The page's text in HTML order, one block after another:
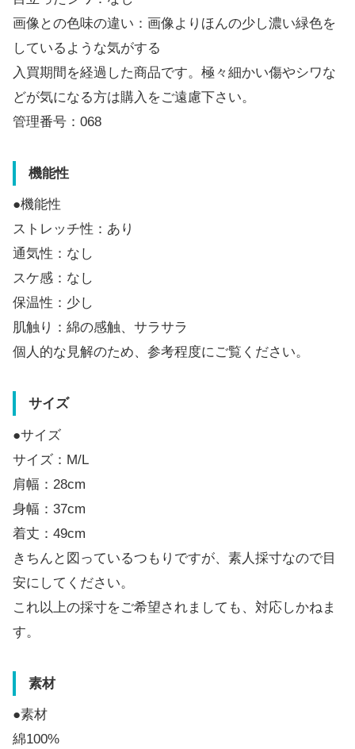
画像との色味の違い：画像よりほんの少し濃い緑色を
しているような気がする
入買期間を経過した商品です。極々細かい傷やシワな
どが気になる方は購入をご遠慮下さい。
管理番号：068
機能性
●機能性
ストレッチ性：あり
通気性：なし
スケ感：なし
保温性：少し
肌触り：綿の感触、サラサラ
個人的な見解のため、参考程度にご覧ください。
サイズ
●サイズ
サイズ：M/L
肩幅：28cm
身幅：37cm
着丈：49cm
きちんと図っているつもりですが、素人採寸なので目
安にしてください。
これ以上の採寸をご希望されましても、対応しかねま
す。
素材
●素材
綿100%